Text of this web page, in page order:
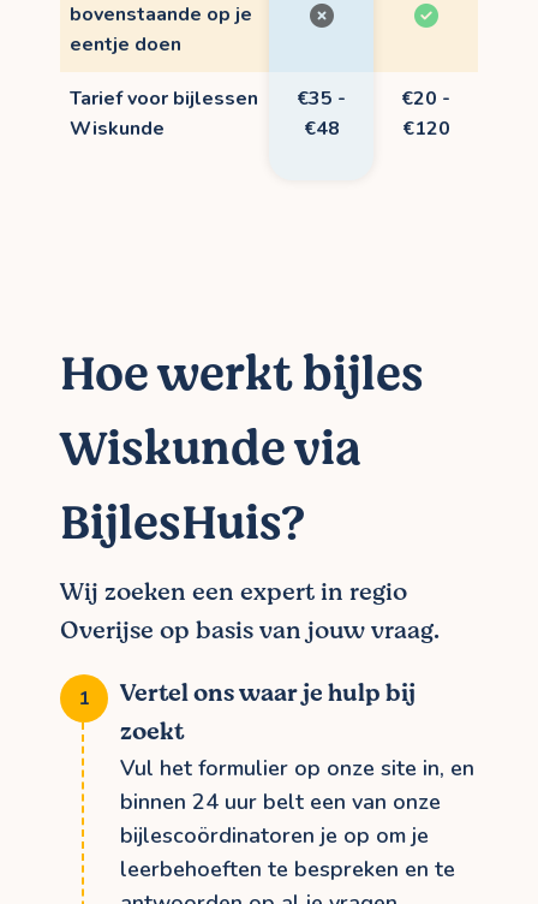
bovenstaande op je
eentje doen
Tarief voor bijlessen
Wiskunde
€35 -
€48
€20 -
€120
Hoe werkt bijles
Wiskunde via
BijlesHuis?
Wij zoeken een expert in regio
Overijse op basis van jouw vraag.
Vertel ons waar je hulp bij
zoekt
Vul het formulier op onze site in, en
binnen 24 uur belt een van onze
bijlescoördinatoren je op om je
leerbehoeften te bespreken en te